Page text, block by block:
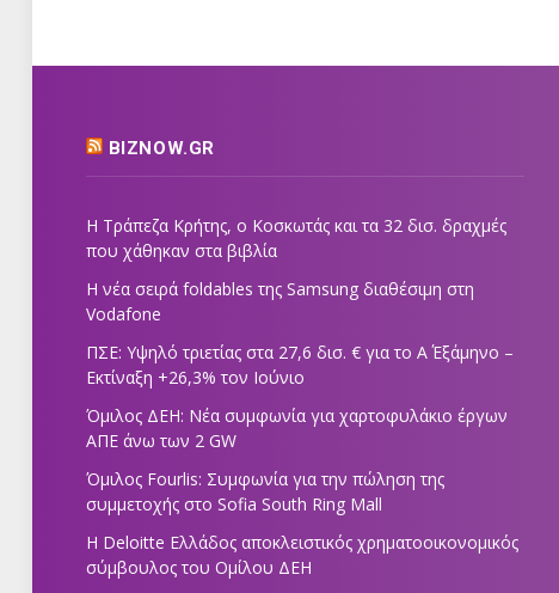
BIZNOW.GR
Η Τράπεζα Κρήτης, ο Κοσκωτάς και τα 32 δισ. δραχμές
που χάθηκαν στα βιβλία
Η νέα σειρά foldables της Samsung διαθέσιμη στη
Vodafone
ΠΣΕ: Υψηλό τριετίας στα 27,6 δισ. € για το Α΄ Εξάμηνο –
Εκτίναξη +26,3% τον Ιούνιο
Όμιλος ΔΕΗ: Νέα συμφωνία για χαρτοφυλάκιο έργων
ΑΠΕ άνω των 2 GW
Όμιλος Fourlis: Συμφωνία για την πώληση της
συμμετοχής στο Sofia South Ring Mall
Η Deloitte Ελλάδος αποκλειστικός χρηματοοικονομικός
σύμβουλος του Ομίλου ΔΕΗ